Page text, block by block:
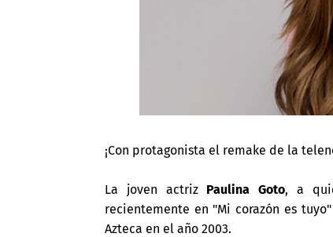
¡Con protagonista el remake de la
La joven actriz Paulina Goto, a
recientemente en "Mi corazón es
Azteca en el año 2003.